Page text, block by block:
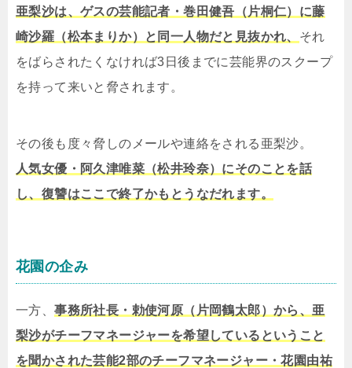
亜梨沙は、ゲスの芸能記者・巻田健吾（片桐仁）に藤
崎沙羅（松本まりか）と同一人物だと見抜かれ、 それ
をばらされたくなければ3日後までに芸能界のスクープ
を持って来いと脅されます。
その後も度々脅しのメールや連絡をされる亜梨沙。
人気女優・阿久津唯菜（松井玲奈）にそのことを話
し、復讐はここで終了かもとうなだれます。
花園の企み
一方、事務所社長・勅使河原（片岡鶴太郎）から、亜
梨沙がチーフマネージャーを希望しているということ
を聞かされた芸能2部のチーフマネージャー・花園由祐